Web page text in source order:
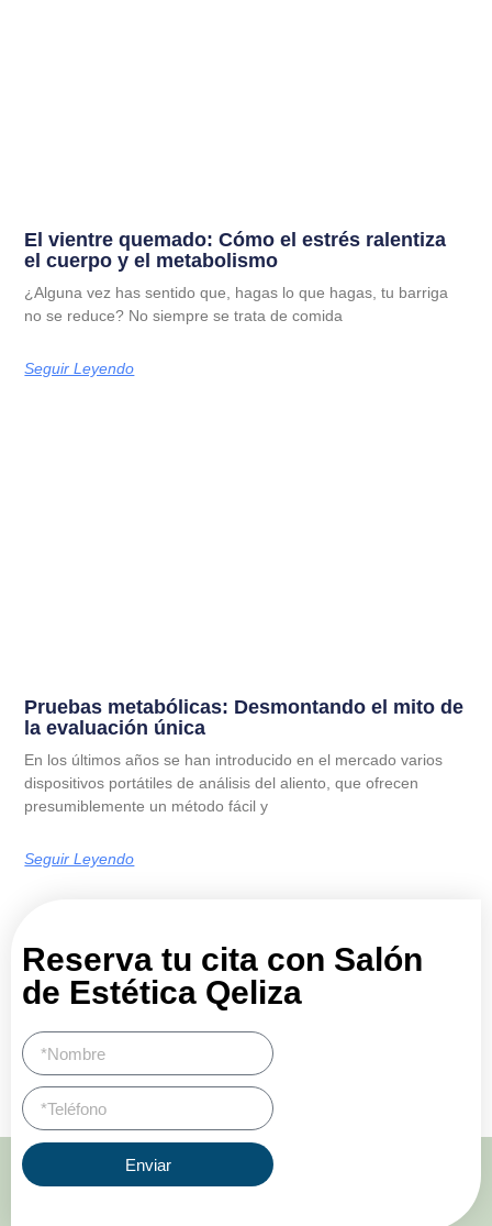
El vientre quemado: Cómo el estrés ralentiza
el cuerpo y el metabolismo
¿Alguna vez has sentido que, hagas lo que hagas, tu barriga
no se reduce? No siempre se trata de comida
Seguir Leyendo
Pruebas metabólicas: Desmontando el mito de
la evaluación única
En los últimos años se han introducido en el mercado varios
dispositivos portátiles de análisis del aliento, que ofrecen
presumiblemente un método fácil y
Seguir Leyendo
Reserva tu cita con Salón
de Estética Qeliza
Enviar